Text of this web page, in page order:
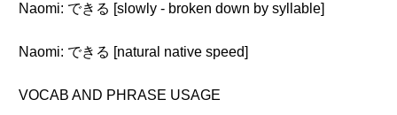
Naomi: できる [slowly - broken down by syllable]
Naomi: できる [natural native speed]
VOCAB AND PHRASE USAGE